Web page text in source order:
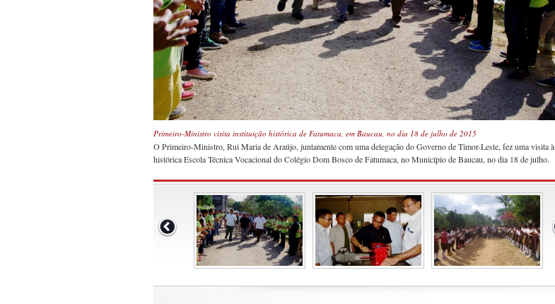
Primeiro-Ministro visita instituição histórica de Fatumaca, em Baucau, no dia 18 de julho de 2015
O Primeiro-Ministro, Rui Maria de Araújo, juntamente com uma delegação do Governo de Timor-Leste, fez uma visita à
histórica Escola Técnica Vocacional do Colégio Dom Bosco de Fatumaca, no Município de Baucau, no dia 18 de julho.